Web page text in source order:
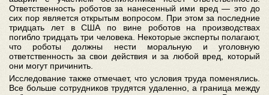
Ответственность роботов за нанесенный ими вред — это до
сих пор является открытым вопросом. При этом за последние
тридцать лет в США по вине роботов на производствах
погибло тридцать три человека. Некоторые эксперты полагают,
что роботы должны нести моральную и уголовную
ответственность за свои действия и за любой вред, который
они могут причинить.
Исследование также отмечает, что условия труда поменялись.
Все больше сотрудников трудятся удаленно, а граница между